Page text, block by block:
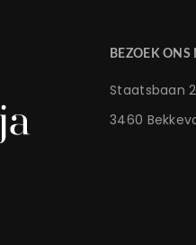
BEZOEK
Staatsbaan
3460